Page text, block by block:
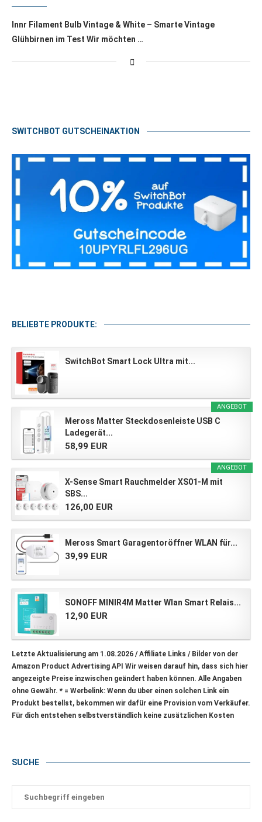
Innr Filament Bulb Vintage & White – Smarte Vintage
Glühbirnen im Test Wir möchten …
SWITCHBOT GUTSCHEINAKTION
BELIEBTE PRODUKTE:
SwitchBot Smart Lock Ultra mit...
ANGEBOT
Meross Matter Steckdosenleiste USB C
Ladegerät...
58,99 EUR
ANGEBOT
X-Sense Smart Rauchmelder XS01-M mit
SBS...
126,00 EUR
Meross Smart Garagentoröffner WLAN für...
39,99 EUR
SONOFF MINIR4M Matter Wlan Smart Relais...
12,90 EUR
Letzte Aktualisierung am 1.08.2026 / Affiliate Links / Bilder von der
Amazon Product Advertising API Wir weisen darauf hin, dass sich hier
angezeigte Preise inzwischen geändert haben können. Alle Angaben
ohne Gewähr. * = Werbelink: Wenn du über einen solchen Link ein
Produkt bestellst, bekommen wir dafür eine Provision vom Verkäufer.
Für dich entstehen selbstverständlich keine zusätzlichen Kosten
SUCHE